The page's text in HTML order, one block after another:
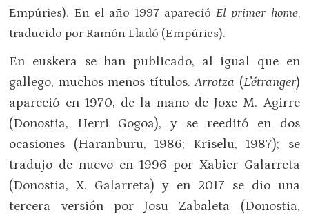
Empúries). En el año 1997 aparecióEl primer home,
traducido por Ramón Lladó (Empúries).
En euskera se han publicado, al igual que en
gallego, muchos menos títulos.Arrotza (L’étranger)
apareció en 1970, de la mano de Joxe M. Agirre
(Donostia, Herri Gogoa), y se reeditó en dos
ocasiones (Haranburu, 1986; Kriselu, 1987); se
tradujo de nuevo en 1996 por Xabier Galarreta
(Donostia, X. Galarreta) y en 2017 se dio una
tercera versión por Josu Zabaleta (Donostia,